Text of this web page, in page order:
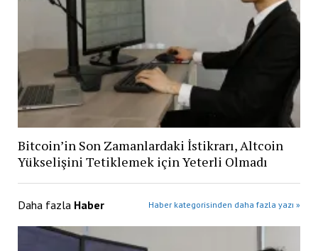
Bitcoin’in Son Zamanlardaki İstikrarı, Altcoin
Yükselişini Tetiklemek için Yeterli Olmadı
Daha fazla Haber Haber kategorisinden daha fazla yazı »